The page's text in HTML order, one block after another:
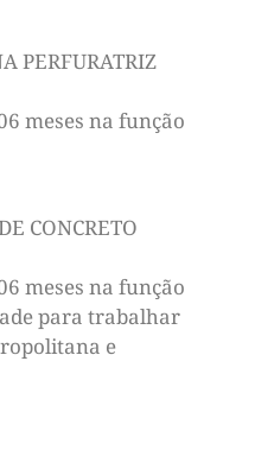
PERFURATRIZ
meses na função
CONCRETO
meses na função
para trabalhar
e